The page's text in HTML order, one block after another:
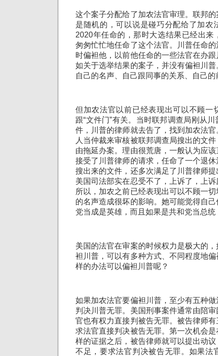
这个案子分配给了加农法官审理。联邦
是随机的，可以说是碰巧分配给了加农
2020年任命的，那时大选结果已经出来
匆匆忙忙地任命了这个法官。川普任命
时偏袒他，以前他任命的一些法官在办
如关于选举结果的案子，并没有偏袒川
自己的名声、自己跟同事的关系、自己
但加农法官以前已经表现出可以不顾一
跟“文件门”有关。当时联邦调查局刚从
件，川普的律师就去告了，找到加农法
人当仲裁来审核被联邦调查局搜出的文
由拖延办案。理由很荒唐，一般认为应
接受了川普律师的请求，任命了一个退
搜出来的文件，还多次满足了川普律师
美国司法部实在忍受不了，上诉了，上
所以，加农之前已经表现出可以不顾一
的名声造成很坏的影响。她可能觉得自
党当成是英雄，而且如果是共和党当总
美国的法官在审案的时候权力是极大的
袒川普，可以有多种方式、不同程度地
样的办法可以偏袒川普呢？
如果加农法官要偏袒川普，至少有五种
判决川普无罪。美国刑事案件通常由陪
官也有权力直接判被告无罪。被告律师
求法官直接判决被告无罪。第一次机会
样的证据之后，被告律师就可以提出动
不足，要求法官判决被告无罪。如果法